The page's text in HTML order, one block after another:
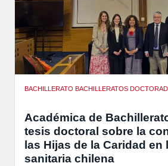
BACHILLERATO BACHILLERATOS
Académica de
tesis doctoral sobre la
las Hijas de la Caridad en
sanitaria chilena